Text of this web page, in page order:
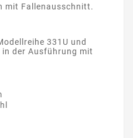
mit Fallenausschnitt.
331U und
der Ausführung mit